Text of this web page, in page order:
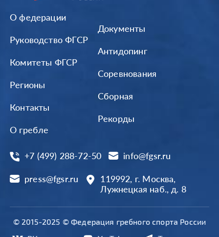
О федерации
Руководство ФГСР
Комитеты ФГСР
Регионы
Контакты
О гребле
Документы
Антидопинг
Соревнования
Сборная
Рекорды
+7 (499) 288-72-50 info@fgsr.ru
press@fgsr.ru
119992, г. Москва,
Лужнецкая наб., д. 8
© 2015-2025 © Федерация гребного спорта России